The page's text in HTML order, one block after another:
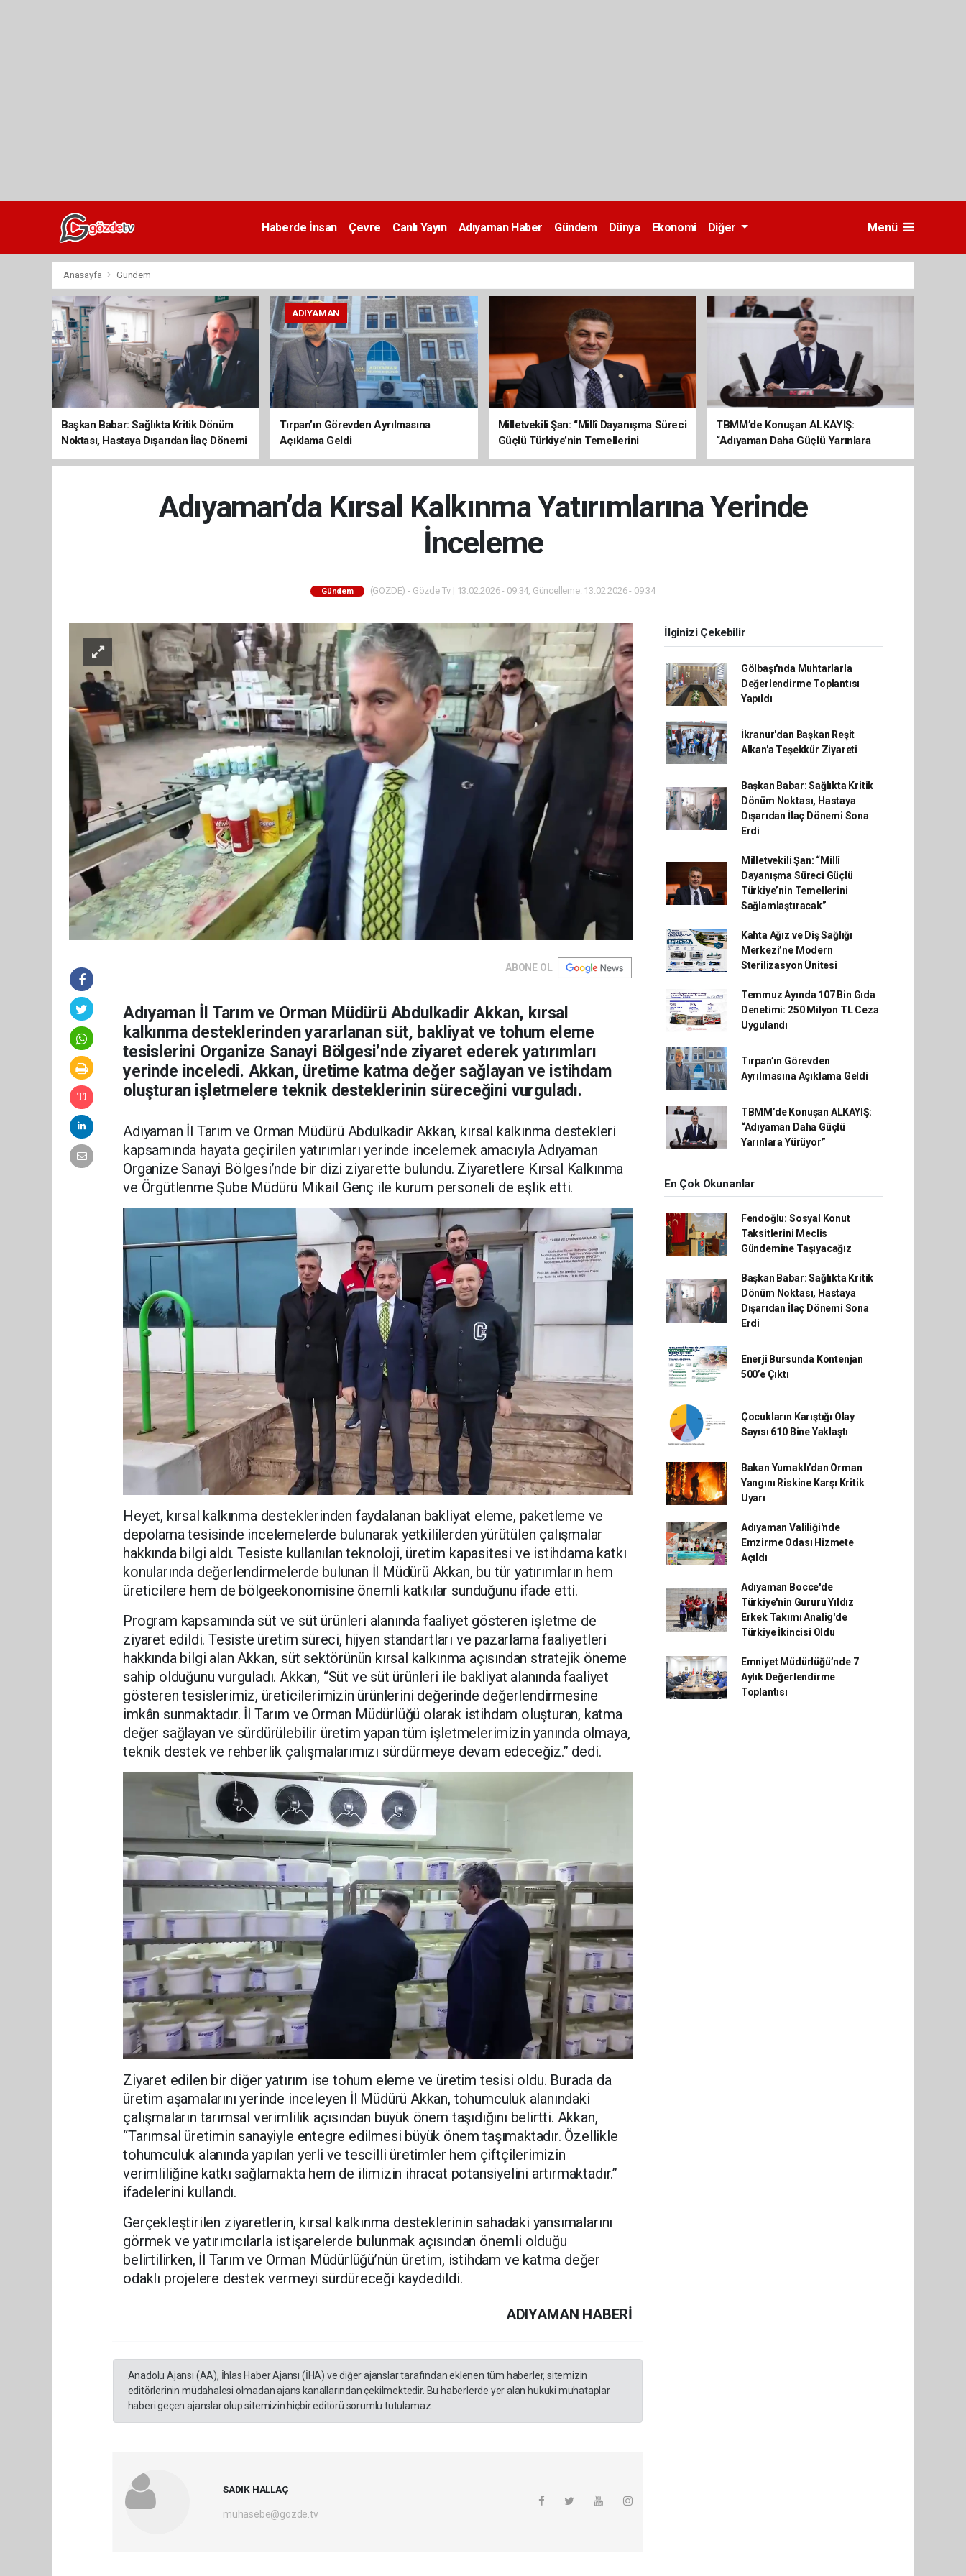
Haberde İnsan Çevre Canlı Yayın Adıyaman Haber Gündem Dünya Ekonomi Diğer Menü
Anasayfa Gündem
Başkan Babar: Sağlıkta Kritik Dönüm
Noktası, Hastaya Dışarıdan İlaç Dönemi
Sona Erdi
ADIYAMAN
Tırpan’ın Görevden Ayrılmasına
Açıklama Geldi
Milletvekili Şan: “Millî Dayanışma Süreci
Güçlü Türkiye’nin Temellerini
Sağlamlaştıracak”
TBMM’de Konuşan ALKAYIŞ:
“Adıyaman Daha Güçlü Yarınlara
Yürüyor”
Adıyaman’da Kırsal Kalkınma Yatırımlarına Yerinde
İnceleme
Gündem (GÖZDE) - Gözde Tv | 13.02.2026 - 09:34, Güncelleme: 13.02.2026 - 09:34
ABONE OL
Adıyaman İl Tarım ve Orman Müdürü Abdulkadir Akkan, kırsal
kalkınma desteklerinden yararlanan süt, bakliyat ve tohum eleme
tesislerini Organize Sanayi Bölgesi’nde ziyaret ederek yatırımları
yerinde inceledi. Akkan, üretime katma değer sağlayan ve istihdam
oluşturan işletmelere teknik desteklerinin süreceğini vurguladı.
Adıyaman İl Tarım ve Orman Müdürü Abdulkadir Akkan, kırsal kalkınma destekleri
kapsamında hayata geçirilen yatırımları yerinde incelemek amacıyla Adıyaman
Organize Sanayi Bölgesi’nde bir dizi ziyarette bulundu. Ziyaretlere Kırsal Kalkınma
ve Örgütlenme Şube Müdürü Mikail Genç ile kurum personeli de eşlik etti.
Heyet, kırsal kalkınma desteklerinden faydalanan bakliyat eleme, paketleme ve
depolama tesisinde incelemelerde bulunarak yetkililerden yürütülen çalışmalar
hakkında bilgi aldı. Tesiste kullanılan teknoloji, üretim kapasitesi ve istihdama katkı
konularında değerlendirmelerde bulunan İl Müdürü Akkan, bu tür yatırımların hem
üreticilere hem de bölgeekonomisine önemli katkılar sunduğunu ifade etti.
Program kapsamında süt ve süt ürünleri alanında faaliyet gösteren işletme de
ziyaret edildi. Tesiste üretim süreci, hijyen standartları ve pazarlama faaliyetleri
hakkında bilgi alan Akkan, süt sektörünün kırsal kalkınma açısından stratejik öneme
sahip olduğunu vurguladı. Akkan, “Süt ve süt ürünleri ile bakliyat alanında faaliyet
gösteren tesislerimiz, üreticilerimizin ürünlerini değerinde değerlendirmesine
imkân sunmaktadır. İl Tarım ve Orman Müdürlüğü olarak istihdam oluşturan, katma
değer sağlayan ve sürdürülebilir üretim yapan tüm işletmelerimizin yanında olmaya,
teknik destek ve rehberlik çalışmalarımızı sürdürmeye devam edeceğiz.” dedi.
Ziyaret edilen bir diğer yatırım ise tohum eleme ve üretim tesisi oldu. Burada da
üretim aşamalarını yerinde inceleyen İl Müdürü Akkan, tohumculuk alanındaki
çalışmaların tarımsal verimlilik açısından büyük önem taşıdığını belirtti. Akkan,
“Tarımsal üretimin sanayiyle entegre edilmesi büyük önem taşımaktadır. Özellikle
tohumculuk alanında yapılan yerli ve tescilli üretimler hem çiftçilerimizin
verimliliğine katkı sağlamakta hem de ilimizin ihracat potansiyelini artırmaktadır.”
ifadelerini kullandı.
Gerçekleştirilen ziyaretlerin, kırsal kalkınma desteklerinin sahadaki yansımalarını
görmek ve yatırımcılarla istişarelerde bulunmak açısından önemli olduğu
belirtilirken, İl Tarım ve Orman Müdürlüğü’nün üretim, istihdam ve katma değer
odaklı projelere destek vermeyi sürdüreceği kaydedildi.
ADIYAMAN HABERİ
Anadolu Ajansı (AA), İhlas Haber Ajansı (İHA) ve diğer ajanslar tarafından eklenen tüm haberler, sitemizin
editörlerinin müdahalesi olmadan ajans kanallarından çekilmektedir. Bu haberlerde yer alan hukuki muhataplar
haberi geçen ajanslar olup sitemizin hiçbir editörü sorumlu tutulamaz.
SADIK HALLAÇ
muhasebe@gozde.tv
İlginizi Çekebilir
Gölbaşı'nda Muhtarlarla
Değerlendirme Toplantısı
Yapıldı
İkranur'dan Başkan Reşit
Alkan'a Teşekkür Ziyareti
Başkan Babar: Sağlıkta Kritik
Dönüm Noktası, Hastaya
Dışarıdan İlaç Dönemi Sona
Erdi
Milletvekili Şan: “Millî
Dayanışma Süreci Güçlü
Türkiye’nin Temellerini
Sağlamlaştıracak”
Kahta Ağız ve Diş Sağlığı
Merkezi’ne Modern
Sterilizasyon Ünitesi
Temmuz Ayında 107 Bin Gıda
Denetimi: 250 Milyon TL Ceza
Uygulandı
Tırpan’ın Görevden
Ayrılmasına Açıklama Geldi
TBMM’de Konuşan ALKAYIŞ:
“Adıyaman Daha Güçlü
Yarınlara Yürüyor”
En Çok Okunanlar
Fendoğlu: Sosyal Konut
Taksitlerini Meclis
Gündemine Taşıyacağız
Başkan Babar: Sağlıkta Kritik
Dönüm Noktası, Hastaya
Dışarıdan İlaç Dönemi Sona
Erdi
Enerji Bursunda Kontenjan
500’e Çıktı
Çocukların Karıştığı Olay
Sayısı 610 Bine Yaklaştı
Bakan Yumaklı’dan Orman
Yangını Riskine Karşı Kritik
Uyarı
Adıyaman Valiliği'nde
Emzirme Odası Hizmete
Açıldı
Adıyaman Bocce'de
Türkiye'nin Gururu Yıldız
Erkek Takımı Analig'de
Türkiye İkincisi Oldu
Emniyet Müdürlüğü’nde 7
Aylık Değerlendirme
Toplantısı